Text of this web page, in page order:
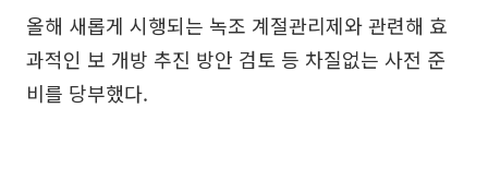
올해 새롭게 시행되는 녹조 계절관리제와 관련해 효
과적인 보 개방 추진 방안 검토 등 차질없는 사전 준
비를 당부했다.